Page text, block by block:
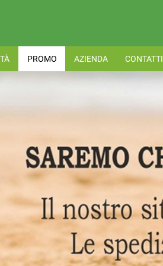
PROMO AZIENDA CONTATTI